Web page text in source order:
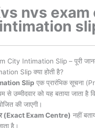
nvs
intimation
City Intimation Slip – पूरी
Slip क्या होती है?
Slip एक प्रारंभिक सूचना
से उम्मीदवार को यह बताया जाता है
की जाएगी।
(Exact Exam Centre) नहीं
है।